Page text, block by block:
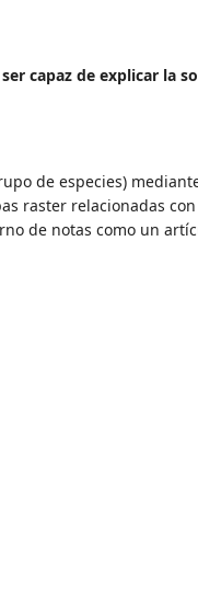
capaz de explicar la
de especies)
raster relacionadas
de notas como un